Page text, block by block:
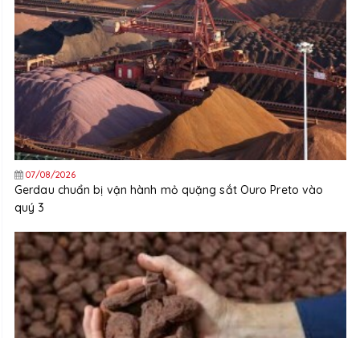
07/08/2026
Gerdau chuẩn bị vận hành mỏ quặng sắt Ouro Preto vào
quý 3